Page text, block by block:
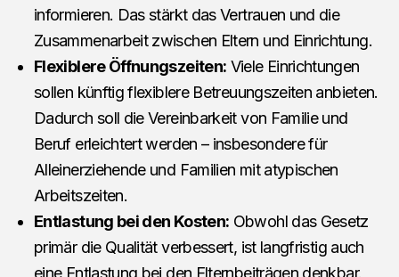
informieren. Das stärkt das Vertrauen und die
Zusammenarbeit zwischen Eltern und Einrichtung.
Flexiblere Öffnungszeiten: Viele Einrichtungen
sollen künftig flexiblere Betreuungszeiten anbieten.
Dadurch soll die Vereinbarkeit von Familie und
Beruf erleichtert werden – insbesondere für
Alleinerziehende und Familien mit atypischen
Arbeitszeiten.
Entlastung bei den Kosten: Obwohl das Gesetz
primär die Qualität verbessert, ist langfristig auch
eine Entlastung bei den Elternbeiträgen denkbar.